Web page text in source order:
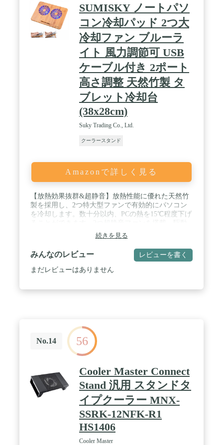
SUMISKY ノートパソ
コン冷却パッド 2つ大
冷却ファン ブルーラ
イト 風力調節可 USB
ケーブル付き 2ポート
高さ調整 天然竹製 タ
ブレット冷却台
(38x28cm)
Suky Trading Co., Ltd.
クーラースタンド
Amazonで詳しく見る
【放熱効果抜群&超静音】放熱性能に優れた天然竹
製を採用し、2つ特大型ファンで有効的にパソコン
を冷却します。数十分以内、PCの熱を15℃程度下げ
音をわずか20dBに抑制。聞こえないほど静かな環境
を提供できます。安心、快適に使用。 / 【風量調節
&ブルーライト】風速調整ボタンで自由に最適風速
に調整することもできます。2つ冷却ファンの周り
には、ファションなブルーライトが付いているの
す。PC作業時、自分に一番適合な角度に調整でき、
目線を高め、姿勢を改善でき、姿勢が正されること
で、首の痛みや目の疲れを防ぎ、肩凝りや仕事の苦
労も減らし、猫背などを有効に防止できます。 /
【USBポート2口&65cmUSBケーブル付き】2つの
USBポート付き、コンピュータのUSBポートで給電
されることは便利で、モバイルバッテリー、マウ
ス、キーボードなどのデバイスに給電/使用も可能で
す。専用65cmUSBケーブル付きます。USBで繋いで
動かすので、電源がない場所でも安心です。 / 【パ
ッケージ内容＆品質保障】ノートパソコンスタンド
本体、ノートPC落下防止ストッパー*1、65cmUSB
ケーブル*1。弊社の商品は高品質の材料は採用し
続きを見る
みんなのレビュー レビューを書く
まだレビューはありません
No.14 56
Cooler Master Connect
Stand 汎用 スタンドタ
イプクーラー MNX-
SSRK-12NFK-R1
HS1406
Cooler Master